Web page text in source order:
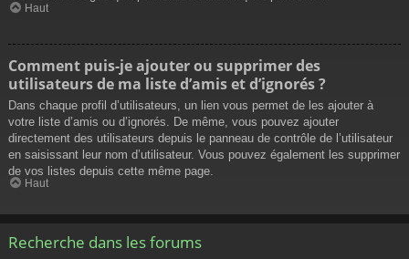
Haut
Comment puis-je ajouter ou supprimer des
utilisateurs de ma liste d’amis et d’ignorés ?
Dans chaque profil d’utilisateurs, un lien vous permet de les ajouter à
votre liste d’amis ou d’ignorés. De même, vous pouvez ajouter
directement des utilisateurs depuis le panneau de contrôle de l’utilisateur
en saisissant leur nom d’utilisateur. Vous pouvez également les supprimer
de vos listes depuis cette même page.
Haut
Recherche dans les forums